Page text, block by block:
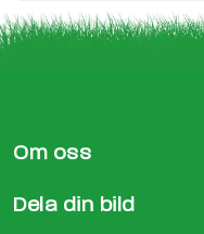
Om oss
Dela din bild